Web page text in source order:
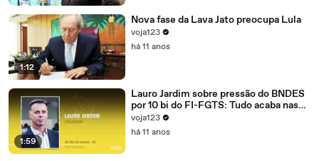
1:12
Nova fase da Lava Jato preocupa Lula
voja123
há 11 anos
1:59
Lauro Jardim sobre pressão do BNDES
por 10 bi do FI-FGTS: Tudo acaba nas
mãos de Cunha
voja123
há 11 anos